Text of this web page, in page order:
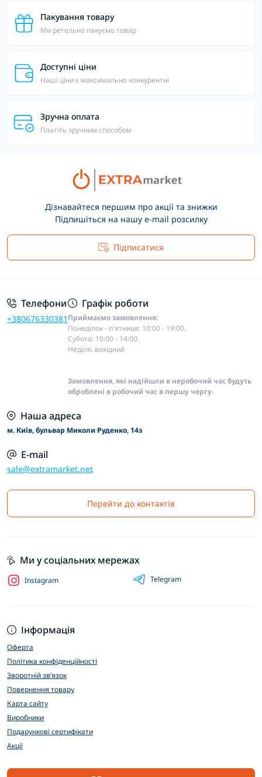
Пакування товару
Ми ретельно пакуємо товар
Доступні ціни
Наші ціни є максимально конкурентні
Зручна оплата
Платіть зручним способом
Дізнавайтеся першим про акції та знижки
Підпишіться на нашу e-mail розсилку
Підписатися
Телефони
+380676330381
Графік роботи
Приймаємо замовлення:
Понеділок - п'ятниця: 10:00 - 19:00.
Субота: 10:00 - 14:00.
Неділя: вихідний
Замовлення, які надійшли в неробочий час будуть
оброблені в робочий час в першу чергу.
Наша адреса
м. Київ, бульвар Миколи Руденко, 14з
E-mail
sale@extramarket.net
Перейти до контактів
Інформація
Оферта
Політика конфіденційності
Зворотній зв’язок
Повернення товару
Карта сайту
Виробники
Подарункові сертифікати
Акції
Ми у соціальних мережах
Instagram Telegram